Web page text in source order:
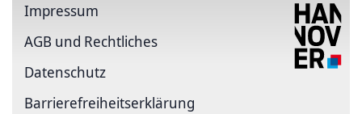
Impressum
AGB und Rechtliches
Datenschutz
Barriere­freiheits­erklärung